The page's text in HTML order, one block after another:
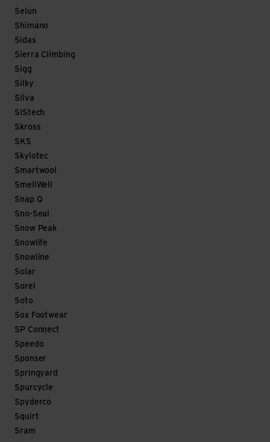
Selun
Shimano
Sidas
Sierra Climbing
Sigg
Silky
Silva
SIStech
Skross
SKS
Skylotec
Smartwool
SmellWell
Snap Q
Sno-Seal
Snow Peak
Snowlife
Snowline
Solar
Sorel
Soto
Sox Footwear
SP Connect
Speedo
Sponser
Springyard
Spurcycle
Spyderco
Squirt
Sram